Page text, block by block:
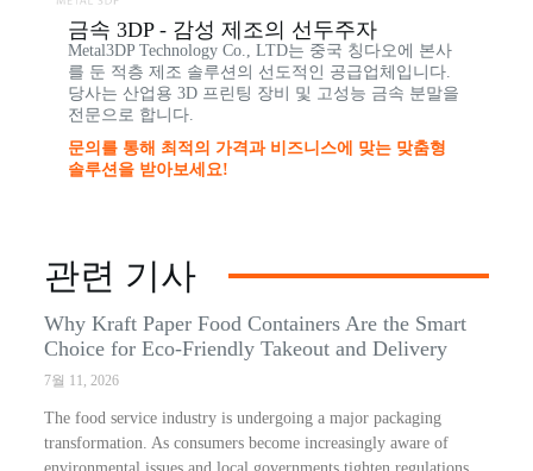
금속 3DP - 감성 제조의 선두주자
Metal3DP Technology Co., LTD는 중국 칭다오에 본사
를 둔 적층 제조 솔루션의 선도적인 공급업체입니다.
당사는 산업용 3D 프린팅 장비 및 고성능 금속 분말을
전문으로 합니다.
문의를 통해 최적의 가격과 비즈니스에 맞는 맞춤형
솔루션을 받아보세요!
관련 기사
Why Kraft Paper Food Containers Are the Smart
Choice for Eco-Friendly Takeout and Delivery
7월 11, 2026
The food service industry is undergoing a major packaging
transformation. As consumers become increasingly aware of